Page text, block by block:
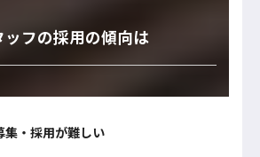
ッフの採用の傾向は
集・採用が難しい